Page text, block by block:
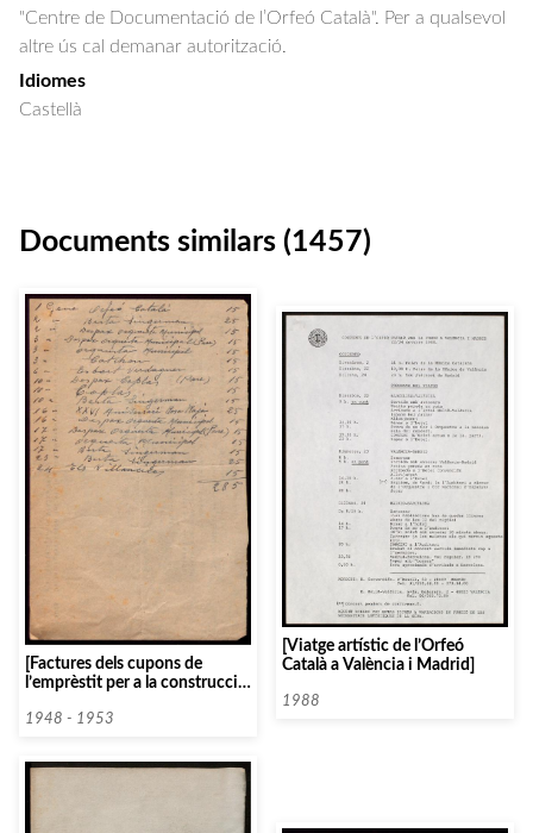
"Centre de Documentació de l’Orfeó Català". Per a qualsevol
altre ús cal demanar autorització.
Idiomes
Castellà
Documents similars (1457)
[Factures dels cupons de
l’emprèstit per a la construcció
Catalana]
1948 - 1953
[Viatge artístic de l’Orfeó
Català a València i Madrid]
1988